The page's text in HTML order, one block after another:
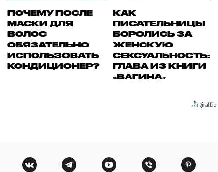
ПОЧЕМУ ПОСЛЕ
МАСКИ ДЛЯ
ВОЛОС
ОБЯЗАТЕЛЬНО
ИСПОЛЬЗОВАТЬ
КОНДИЦИОНЕР?
КАК
ПИСАТЕЛЬНИЦЫ
БОРОЛИСЬ ЗА
ЖЕНСКУЮ
СЕКСУАЛЬНОСТЬ:
ГЛАВА ИЗ КНИГИ
«ВАГИНА»